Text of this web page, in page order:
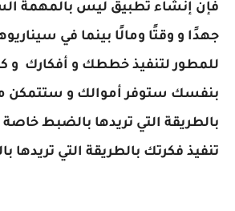
فإن إنشاء تطبيق ليس بالمهمة
جهدًا و وقتًا ومالًا بينما في
للمطور لتنفيذ خططك و أفكارك و
بنفسك ستوفر أموالك و ستتمكن
بالطريقة التي تريدها بالضبط خاصة
تنفيذ فكرتك بالطريقة التي تريدها